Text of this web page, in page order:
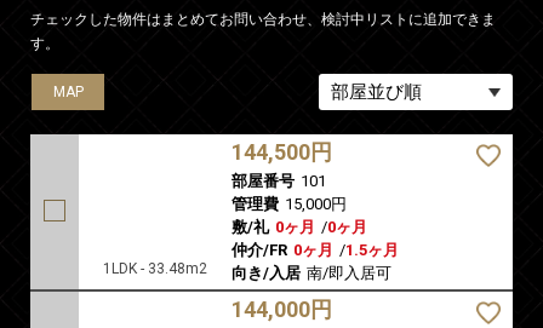
チェックした物件はまとめてお問い合わせ、検討中リストに追加できま
す。
MAP
1LDK - 33.48m2
144,500円
部屋番号 101
管理費 15,000円
敷/礼 0ヶ月 /0ヶ月
仲介/FR 0ヶ月 /1.5ヶ月
向き/入居 南/即入居可
MAP
144,000円
MAP
MAP
MAP
MAP
MAP
MAP
MAP
MAP
MAP
MAP
MAP
MAP
MAP
MAP
MAP
MAP
MAP
MAP
MAP
MAP
MAP